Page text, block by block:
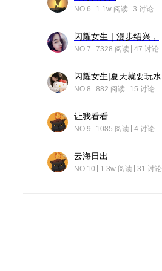
NO.6 1.1w 阅读 3 讨论
NO.7 7328 阅读 47 讨论
NO.8 882 阅读 15 讨论
让我看看
NO.9 1085 阅读 4 讨论
云海日出
NO.10 1.3w 阅读 31 讨论